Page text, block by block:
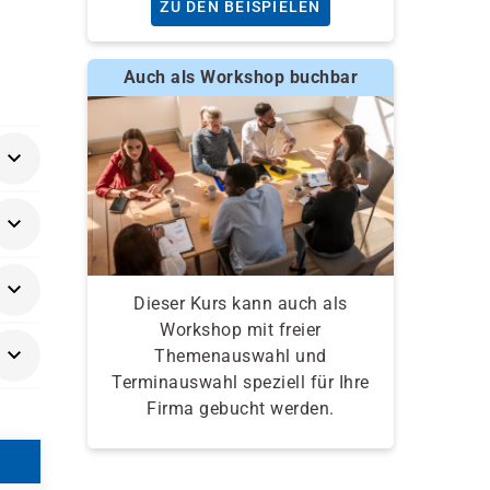
ZU DEN BEISPIELEN
Auch als Workshop buchbar
Dieser Kurs kann auch als
Workshop mit freier
Themenauswahl und
Terminauswahl speziell für Ihre
Firma gebucht werden.